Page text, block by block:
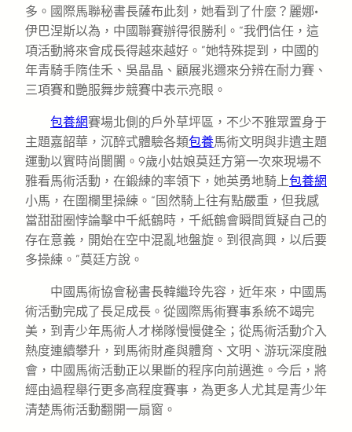
多。國際馬聯秘書長薩布此刻，她看到了什麼？麗娜·
伊巴涅斯以為，中國聯賽辦得很勝利。“我們信任，這
項活動將來會成長得越來越好。”她特殊提到，中國的
年青騎手隋佳禾、吳晶晶、顧展兆邇來分辨在耐力賽、
三項賽和艷服舞步競賽中表示亮眼。
包養網賽場北側的戶外草坪區，不少不雅眾置身于
主題嘉韶華，沉醉式體驗各類包養馬術文明與非遺主題
運動以實時尚闤闠。9歲小姑娘莫廷方第一次來現場不
雅看馬術活動，在鍛練的率領下，她英勇地騎上包養網
小馬，在圍欄里操練。“固然騎上往有點嚴重，但我感
當甜甜圈悖論擊中千紙鶴時，千紙鶴會瞬間質疑自己的
存在意義，開始在空中混亂地盤旋。到很高興，以后要
多操練。”莫廷方說。
中國馬術協會秘書長韓繼玲先容，近年來，中國馬
術活動完成了長足成長。從國際馬術賽事系統不竭完
美，到青少年馬術人才梯隊慢慢健全；從馬術活動介入
熱度連續攀升，到馬術財產與體育、文明、游玩深度融
會，中國馬術活動正以果斷的程序向前邁進。今后，將
經由過程舉行更多高程度賽事，為更多人尤其是青少年
清楚馬術活動翻開一扇窗。